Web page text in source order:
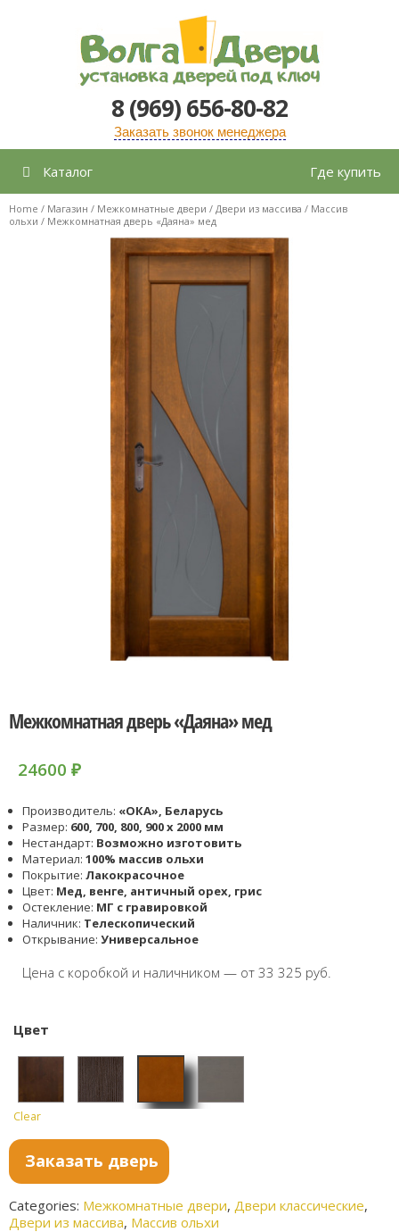
содержимому
8 (969) 656-80-82
Заказать звонок менеджера
Каталог Где купить
Home / Магазин / Межкомнатные двери / Двери из массива / Массив
ольхи / Межкомнатная дверь «Даяна» мед
Межкомнатная дверь «Даяна» мед
24600 ₽
Производитель: «ОКА», Беларусь
Размер: 600, 700, 800, 900 x 2000 мм
Нестандарт: Возможно изготовить
Материал: 100% массив ольхи
Покрытие: Лакокрасочное
Цвет: Мед, венге, античный орех, грис
Остекление: МГ с гравировкой
Наличник: Телескопический
Открывание: Универсальное
Цена с коробкой и наличником — от 33 325 руб.
Цвет
Антич
Clear
Заказать дверь
Categories: Межкомнатные двери, Двери классические,
Двери из массива, Массив ольхи